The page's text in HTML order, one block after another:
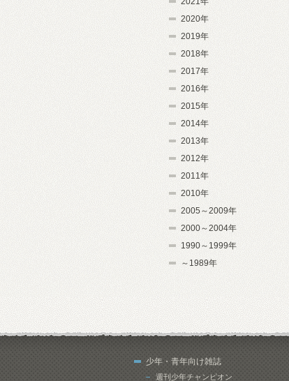
2020年
2019年
2018年
2017年
2016年
2015年
2014年
2013年
2012年
2011年
2010年
2005～2009年
2000～2004年
1990～1999年
～1989年
少年・青年向け雑誌
週刊少年チャンピオン